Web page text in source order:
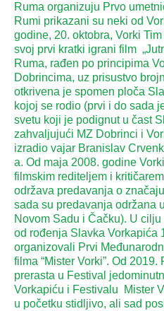
Ruma organizuju Prvo
Rumi prikazani su neki od
godine, 20. oktobra, Vorki
svoj prvi kratki igrani film
Ruma, rađen po principima
Dobrincima, uz prisustvo
otkrivena je spomen ploča
kojoj se rodio (prvi i do sada
svetu koji je podignut u čast
zahvaljujući MZ Dobrinci i
izradio vajar Branislav
a. Od maja 2008. godine
filmskim rediteljem i
održava predavanja o
sada su predavanja održana
Novom Sadu i Čačku). U
od rođenja Slavka Vorkapića
organizovali Prvi
filma “Mister Vorki”. Od
prerasta u Festival
Vorkapiću i Festivalu Mister
u početku stidljivo, ali sad